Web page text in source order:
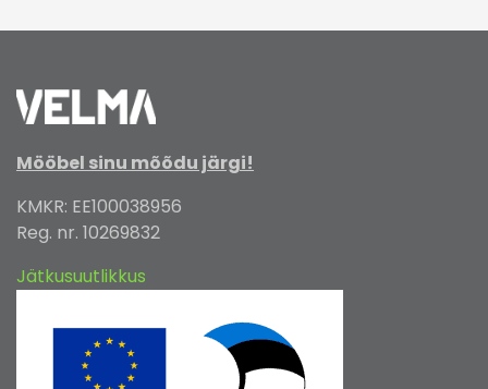
Mööbel sinu mõõdu järgi!
KMKR: EE100038956
Reg. nr. 10269832
Jätkusuutlikkus